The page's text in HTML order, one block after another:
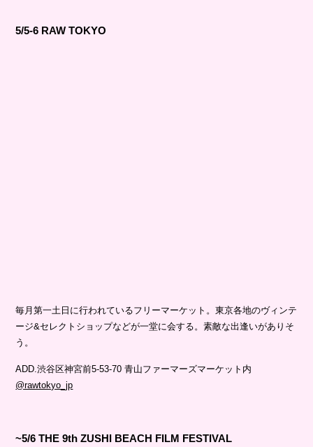
5/5-6 RAW TOKYO
毎月第一土日に行われているフリーマーケット。東京各地のヴィンテ
ージ&セレクトショップなどが一堂に会する。素敵な出逢いがありそ
う。
ADD.渋谷区神宮前5-53-70 青山ファーマーズマーケット内
@rawtokyo_jp
~5/6 THE 9th ZUSHI BEACH FILM FESTIVAL